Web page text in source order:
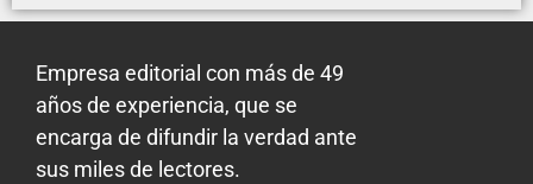
Empresa editorial con más de 49
años de experiencia, que se
encarga de difundir la verdad ante
sus miles de lectores.